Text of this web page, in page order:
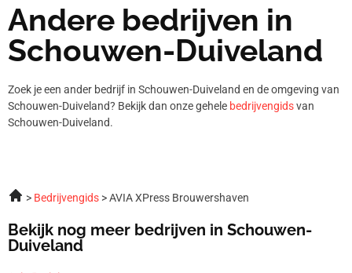
Andere bedrijven in
Schouwen-Duiveland
Zoek je een ander bedrijf in Schouwen-Duiveland en de omgeving van
Schouwen-Duiveland? Bekijk dan onze gehele bedrijvengidsvan
Schouwen-Duiveland.
Bedrijvengids AVIA XPress Brouwershaven
Bekijk nog meer bedrijven in Schouwen-
Duiveland